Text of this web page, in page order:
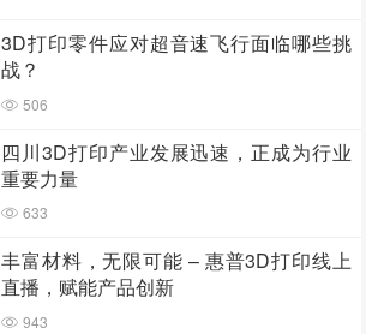
3D打印零件应对超音速飞行面临哪些挑
战？
506
四川3D打印产业发展迅速，正成为行业
重要力量
633
丰富材料，无限可能 – 惠普3D打印线上
直播，赋能产品创新
943